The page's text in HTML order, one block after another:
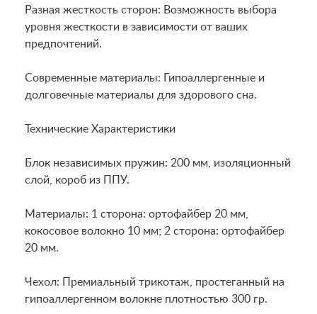
Разная жесткость сторон: Возможность выбора
уровня жесткости в зависимости от ваших
предпочтений.
Современные материалы: Гипоаллергенные и
долговечные материалы для здорового сна.
Технические Характеристики
Блок независимых пружин: 200 мм, изоляционный
слой, короб из ППУ.
Материалы: 1 сторона: ортофайбер 20 мм,
кокосовое волокно 10 мм; 2 сторона: ортофайбер
20 мм.
Чехол: Премиальный трикотаж, простеганный на
гипоаллергенном волокне плотностью 300 гр.